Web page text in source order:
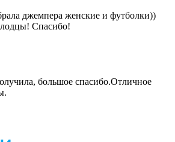
джемпера женские и футболки))
Спасибо!
большое спасибо.Отличное